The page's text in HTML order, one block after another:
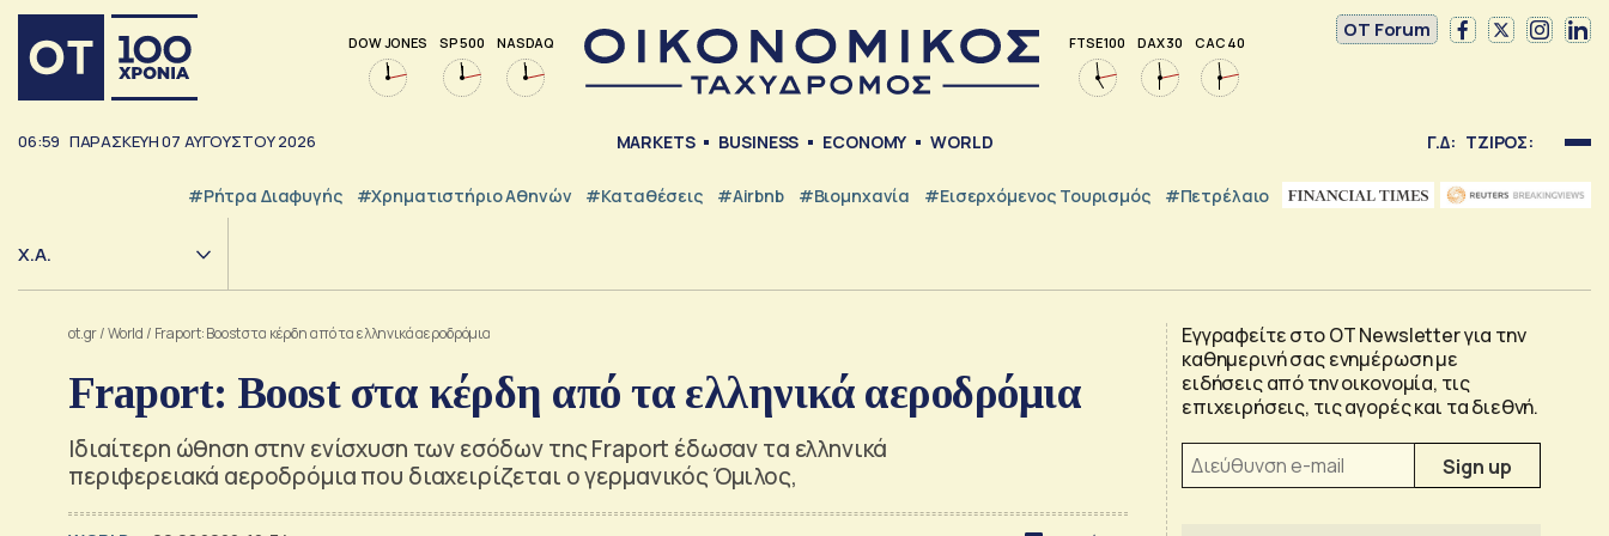
DOW JONES SP 500 NASDAQ FTSE 100 DAX 30 CAC 40
OT Forum
06:59 ΠΑΡΑΣΚΕΥΗ07 ΑΥΓΟΥΣΤΟΥ2026 MARKETS BUSINESS ECONOMY WORLD Γ.Δ: ΤΖΙΡΟΣ:
#ρήτρα Διαφυγής #Χρηματιστήριο Αθηνών #Καταθέσεις #Airbnb #Βιομηχανία #εισερχόμενος Τουρισμός #Πετρέλαιο
Χ.Α.
ot.gr/World / Fraport: Boost στα κέρδη από τα ελληνικά αεροδρόμια
Fraport: Boost στα κέρδη από τα ελληνικά αεροδρόμια
Ιδιαίτερη ώθηση στην ενίσχυση των εσόδων της Fraport έδωσαν τα ελληνικά
περιφερειακά αεροδρόμια που διαχειρίζεται ο γερμανικός Όμιλος,
Εγγραφείτε στο OT Newsletter για την
καθημερινή σας ενημέρωση με
ειδήσεις από την οικονομία, τις
επιχειρήσεις, τις αγορές και τα διεθνή.